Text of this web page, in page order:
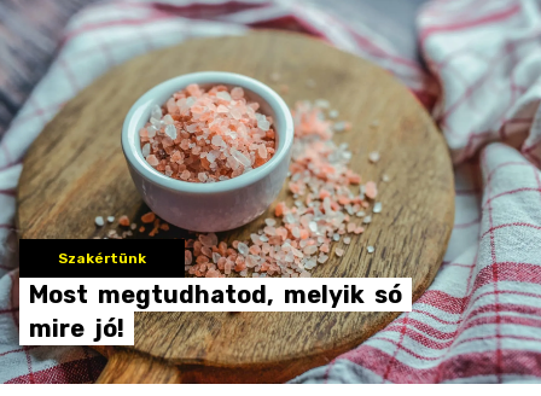
Szakértünk
Most megtudhatod, melyik só
mire jó!